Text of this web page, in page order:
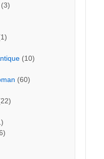
(3)
(10)
(60)